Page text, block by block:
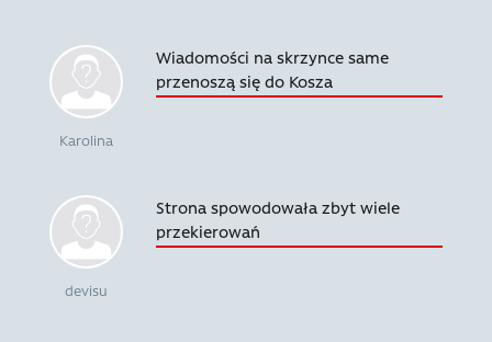
Karolina
Wiadomości na skrzynce same
przenoszą się do Kosza
devisu
Strona spowodowała zbyt wiele
przekierowań